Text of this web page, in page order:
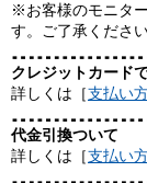
※お客様のモニタ
す。ご了承ください
クレジットカード
詳しくは［支払い
代金引換ついて
詳しくは［支払い